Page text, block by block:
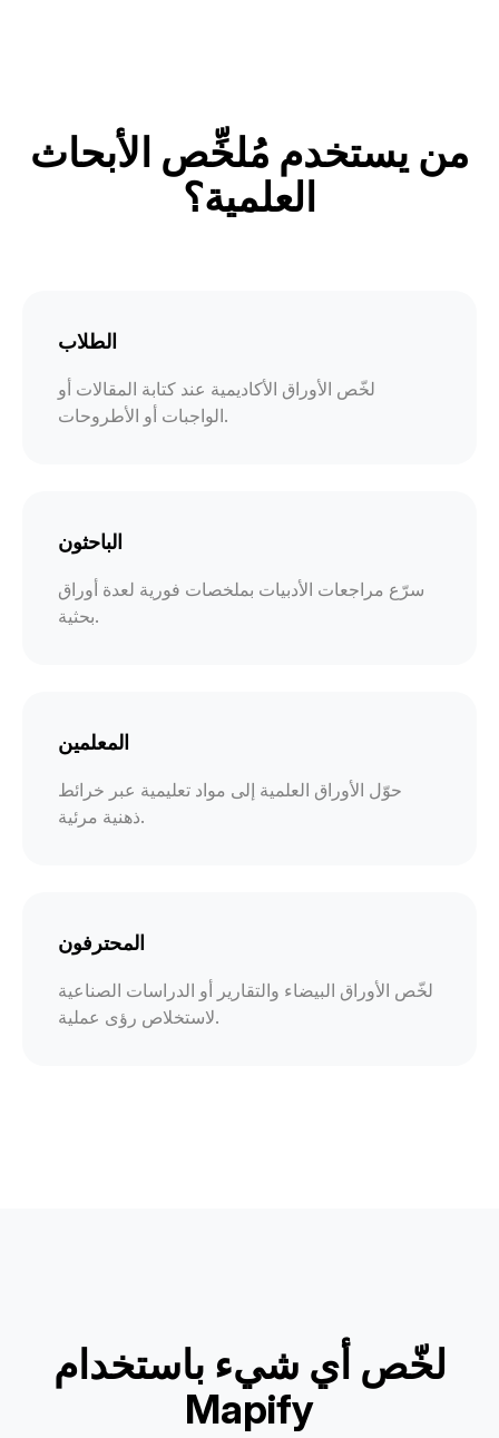
من يستخدم مُلخِّص الأبحاث
العلمية؟
الطلاب
لخّص الأوراق الأكاديمية عند كتابة المقالات أو
الواجبات أو الأطروحات.
الباحثون
سرّع مراجعات الأدبيات بملخصات فورية لعدة أوراق
بحثية.
المعلمين
حوّل الأوراق العلمية إلى مواد تعليمية عبر خرائط
ذهنية مرئية.
المحترفون
لخّص الأوراق البيضاء والتقارير أو الدراسات الصناعية
لاستخلاص رؤى عملية.
لخّص أي شيء باستخدام
Mapify